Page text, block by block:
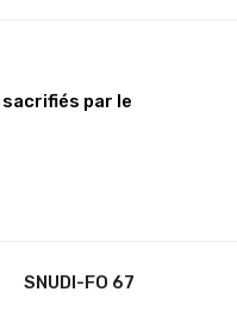
par le
SNUDI-FO 67